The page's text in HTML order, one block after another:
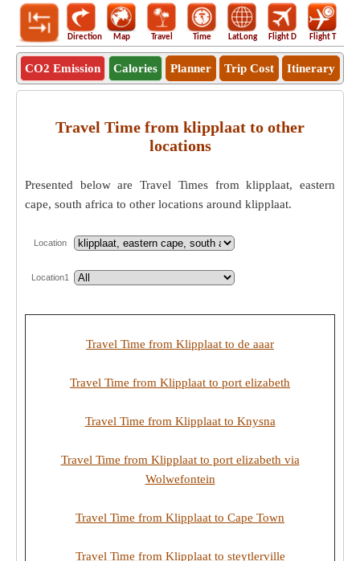
Direction Map Travel Time LatLong Flight D Flight T
CO2 Emission Calories Planner Trip Cost Itinerary
Travel Time from klipplaat to other
locations
Presented below are Travel Times from klipplaat, eastern
cape, south africa to other locations around klipplaat.
Location
Location1
Travel Time from Klipplaat to de aaar
Travel Time from Klipplaat to port elizabeth
Travel Time from Klipplaat to Knysna
Travel Time from Klipplaat to port elizabeth via
Wolwefontein
Travel Time from Klipplaat to Cape Town
Travel Time from Klipplaat to steytlerville